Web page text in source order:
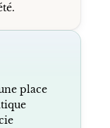
place